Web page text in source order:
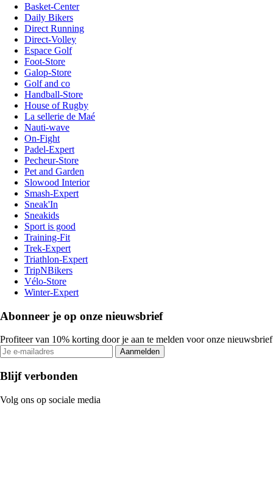
Basket-Center
Daily Bikers
Direct Running
Direct-Volley
Espace Golf
Foot-Store
Galop-Store
Golf and co
Handball-Store
House of Rugby
La sellerie de Maé
Nauti-wave
On-Fight
Padel-Expert
Pecheur-Store
Pet and Garden
Slowood Interior
Smash-Expert
Sneak'In
Sneakids
Sport is good
Training-Fit
Trek-Expert
Triathlon-Expert
TripNBikers
Vélo-Store
Winter-Expert
Abonneer je op onze nieuwsbrief
Profiteer van 10% korting door je aan te melden voor onze nieuwsbrief
Aanmelden
Blijf verbonden
Volg ons op sociale media